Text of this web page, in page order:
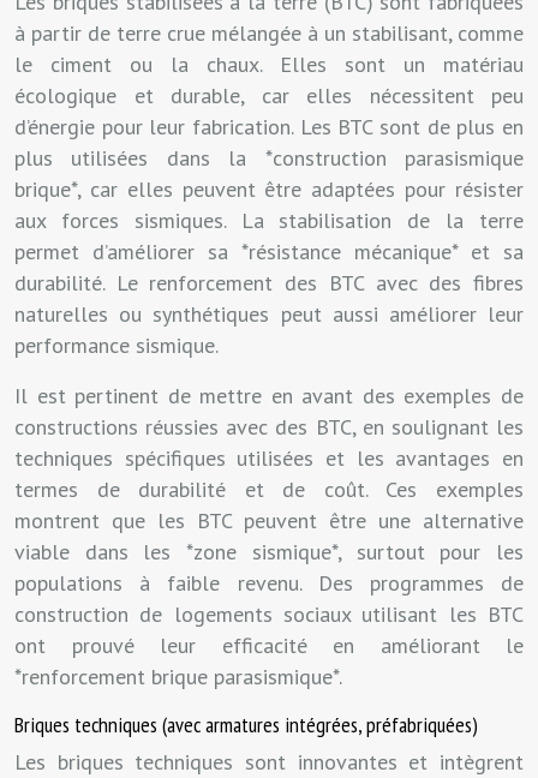
à partir de terre crue mélangée à un stabilisant, comme
le ciment ou la chaux. Elles sont un matériau
écologique et durable, car elles nécessitent peu
d’énergie pour leur fabrication. Les BTC sont de plus en
plus utilisées dans la *construction parasismique
brique*, car elles peuvent être adaptées pour résister
aux forces sismiques. La stabilisation de la terre
permet d’améliorer sa *résistance mécanique* et sa
durabilité. Le renforcement des BTC avec des fibres
naturelles ou synthétiques peut aussi améliorer leur
performance sismique.
Il est pertinent de mettre en avant des exemples de
constructions réussies avec des BTC, en soulignant les
techniques spécifiques utilisées et les avantages en
termes de durabilité et de coût. Ces exemples
montrent que les BTC peuvent être une alternative
viable dans les *zone sismique*, surtout pour les
populations à faible revenu. Des programmes de
construction de logements sociaux utilisant les BTC
ont prouvé leur efficacité en améliorant le
*renforcement brique parasismique*.
Briques techniques (avec armatures intégrées, préfabriquées)
Les briques techniques sont innovantes et intègrent